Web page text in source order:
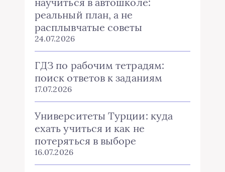
реальный план, а не
расплывчатые советы
24.07.2026
ГДЗ по рабочим тетрадям:
поиск ответов к заданиям
17.07.2026
Университеты Турции: куда
ехать учиться и как не
потеряться в выборе
16.07.2026